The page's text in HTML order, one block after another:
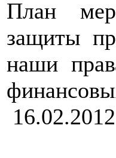
План
защиты
наши
16.02.2012